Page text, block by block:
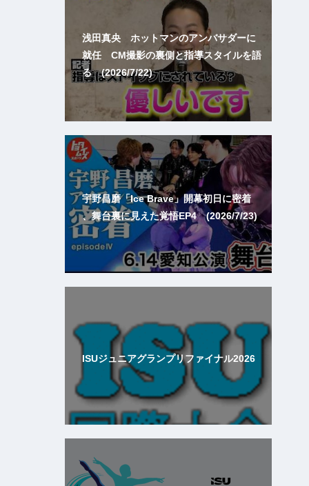
浅田真央 ホットマンのアンバサダーに
就任 CM撮影の裏側と指導スタイルを語
る (2026/7/22)
宇野昌磨「Ice Brave」開幕初日に密着
、舞台裏に見えた覚悟EP4 (2026/7/23)
ISUジュニアグランプリファイナル2026